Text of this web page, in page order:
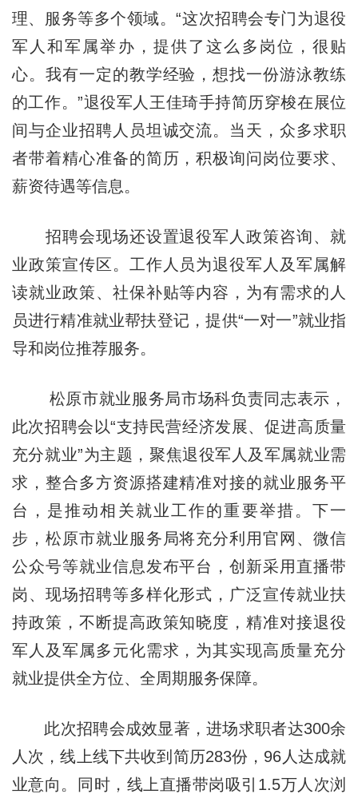
理、服务等多个领域。“这次招聘会专门为退役
军人和军属举办，提供了这么多岗位，很贴
心。我有一定的教学经验，想找一份游泳教练
的工作。”退役军人王佳琦手持简历穿梭在展位
间与企业招聘人员坦诚交流。当天，众多求职
者带着精心准备的简历，积极询问岗位要求、
薪资待遇等信息。
招聘会现场还设置退役军人政策咨询、就
业政策宣传区。工作人员为退役军人及军属解
读就业政策、社保补贴等内容，为有需求的人
员进行精准就业帮扶登记，提供“一对一”就业指
导和岗位推荐服务。
松原市就业服务局市场科负责同志表示，
此次招聘会以“支持民营经济发展、促进高质量
充分就业”为主题，聚焦退役军人及军属就业需
求，整合多方资源搭建精准对接的就业服务平
台，是推动相关就业工作的重要举措。下一
步，松原市就业服务局将充分利用官网、微信
公众号等就业信息发布平台，创新采用直播带
岗、现场招聘等多样化形式，广泛宣传就业扶
持政策，不断提高政策知晓度，精准对接退役
军人及军属多元化需求，为其实现高质量充分
就业提供全方位、全周期服务保障。
此次招聘会成效显著，进场求职者达300余
人次，线上线下共收到简历283份，96人达成就
业意向。同时，线上直播带岗吸引1.5万人次浏